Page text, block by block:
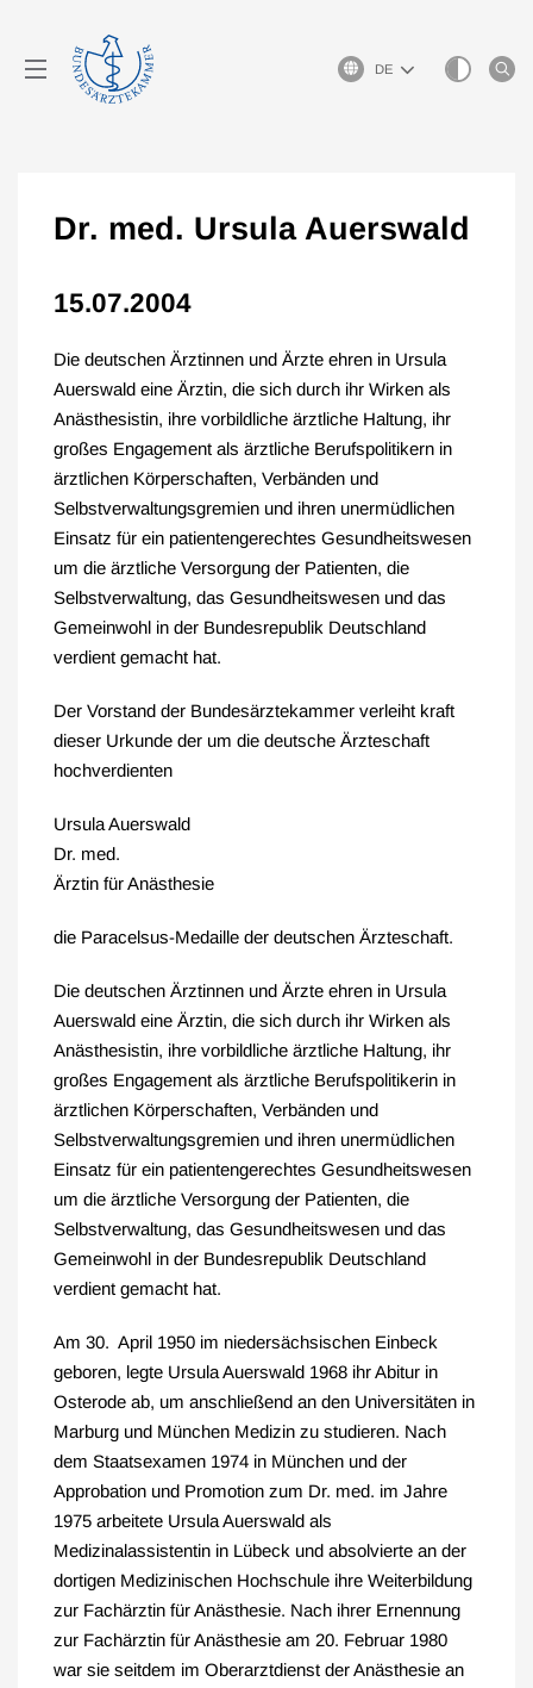
Sprachauswahl
Dr. med. Ursula Auerswald
15.07.2004
Die deutschen Ärztinnen und Ärzte ehren in Ursula
Auerswald eine Ärztin, die sich durch ihr Wirken als
Anästhesistin, ihre vorbildliche ärztliche Haltung, ihr
großes Engagement als ärztliche Berufspolitikern in
ärztlichen Körperschaften, Verbänden und
Selbstverwaltungsgremien und ihren unermüdlichen
Einsatz für ein patientengerechtes Gesundheitswesen
um die ärztliche Versorgung der Patienten, die
Selbstverwaltung, das Gesundheitswesen und das
Gemeinwohl in der Bundesrepublik Deutschland
verdient gemacht hat.
Der Vorstand der Bundesärztekammer verleiht kraft
dieser Urkunde der um die deutsche Ärzteschaft
hochverdienten
Ursula Auerswald
Dr. med.
Ärztin für Anästhesie
die Paracelsus-Medaille der deutschen Ärzteschaft.
Die deutschen Ärztinnen und Ärzte ehren in Ursula
Auerswald eine Ärztin, die sich durch ihr Wirken als
Anästhesistin, ihre vorbildliche ärztliche Haltung, ihr
großes Engagement als ärztliche Berufspolitikerin in
ärztlichen Körperschaften, Verbänden und
Selbstverwaltungsgremien und ihren unermüdlichen
Einsatz für ein patientengerechtes Gesundheitswesen
um die ärztliche Versorgung der Patienten, die
Selbstverwaltung, das Gesundheitswesen und das
Gemeinwohl in der Bundesrepublik Deutschland
verdient gemacht hat.
Am 30. April 1950 im niedersächsischen Einbeck
geboren, legte Ursula Auerswald 1968 ihr Abitur in
Osterode ab, um anschließend an den Universitäten in
Marburg und München Medizin zu studieren. Nach
dem Staatsexamen 1974 in München und der
Approbation und Promotion zum Dr. med. im Jahre
1975 arbeitete Ursula Auerswald als
Medizinalassistentin in Lübeck und absolvierte an der
dortigen Medizinischen Hochschule ihre Weiterbildung
zur Fachärztin für Anästhesie. Nach ihrer Ernennung
zur Fachärztin für Anästhesie am 20. Februar 1980
war sie seitdem im Oberarztdienst der Anästhesie an